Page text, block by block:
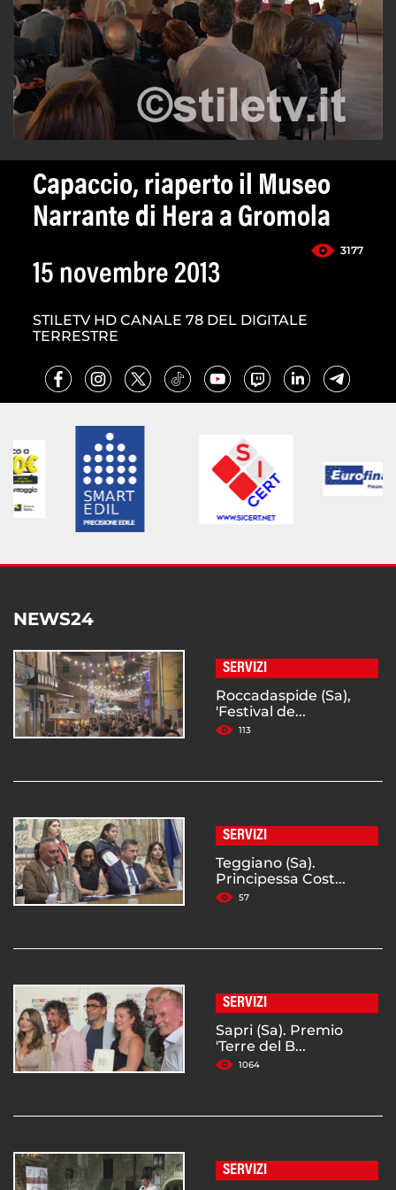
Capaccio, riaperto il Museo
Narrante di Hera a Gromola
3177
15 novembre 2013
STILETV HD CANALE 78 DEL DIGITALE
TERRESTRE
NEWS24
SERVIZI
Roccadaspide (Sa),
'Festival de...
113
SERVIZI
Teggiano (Sa).
Principessa Cost...
57
SERVIZI
Sapri (Sa). Premio
'Terre del B...
1064
SERVIZI